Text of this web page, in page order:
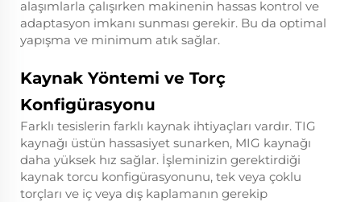
alaşımlarla çalışırken makinenin hassas kontrol ve
adaptasyon imkanı sunması gerekir. Bu da optimal
yapışma ve minimum atık sağlar.
Kaynak Yöntemi ve Torç
Konfigürasyonu
Farklı tesislerin farklı kaynak ihtiyaçları vardır. TIG
kaynağı üstün hassasiyet sunarken, MIG kaynağı
daha yüksek hız sağlar. İşleminizin gerektirdiği
kaynak torcu konfigürasyonunu, tek veya çoklu
torçları ve iç veya dış kaplamanın gerekip